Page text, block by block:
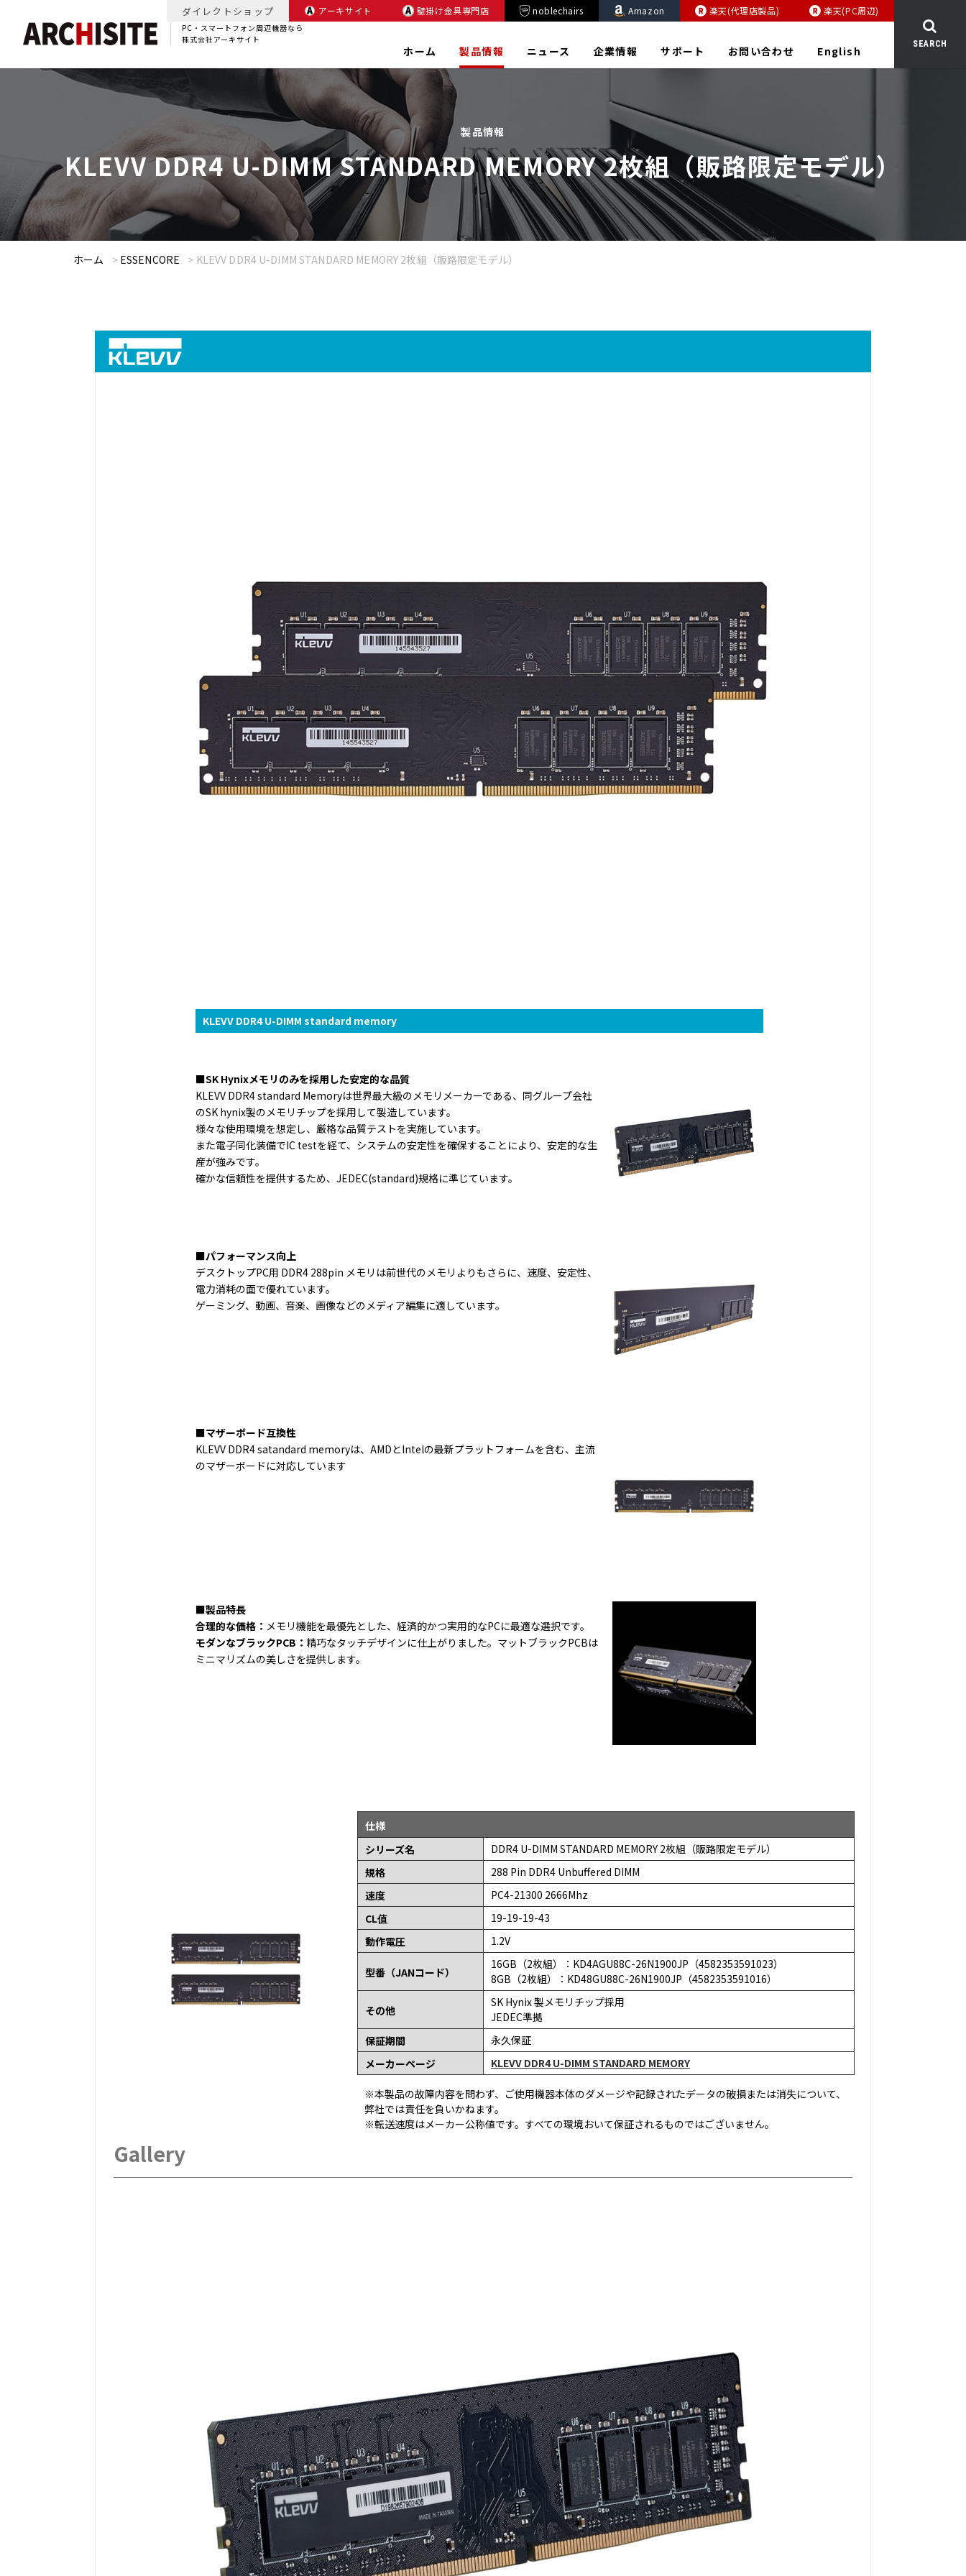
PC・スマートフォン周辺機器なら
株式会社アーキサイト
ダイレクトショップ アーキサイト 壁掛け金具専門店 noblechairs Amazon 楽天(代理店製品) 楽天(PC周辺)
ホーム 製品情報 ニュース 企業情報 サポート お問い合わせ English SEARCH
製品情報
KLEVV DDR4 U-DIMM STANDARD MEMORY 2枚組（販路限定モデル）
ホーム > ESSENCORE > KLEVV DDR4 U-DIMM STANDARD MEMORY 2枚組（販路限定モデル）
KLEVV DDR4 U-DIMM standard memory
■SK Hynixメモリのみを採用した安定的な品質
KLEVV DDR4 standard Memoryは世界最大級のメモリメーカーである、同グループ会社
のSK hynix製のメモリチップを採用して製造しています。
様々な使用環境を想定し、厳格な品質テストを実施しています。
また電子同化装備でIC testを経て、システムの安定性を確保することにより、安定的な生
産が強みです。
確かな信頼性を提供するため、JEDEC(standard)規格に準じています。
■パフォーマンス向上
デスクトップPC用 DDR4 288pin メモリは前世代のメモリよりもさらに、速度、安定性、
電力消耗の面で優れています。
ゲーミング、動画、音楽、画像などのメディア編集に適しています。
■マザーボード互換性
KLEVV DDR4 satandard memoryは、AMDとIntelの最新プラットフォームを含む、主流
のマザーボードに対応しています
■製品特長
合理的な価格： メモリ機能を最優先とした、経済的かつ実用的なPCに最適な選択です。
モダンなブラックPCB： 精巧なタッチデザインに仕上がりました。マットブラックPCBは
ミニマリズムの美しさを提供します。
仕様
シリーズ名
DDR4 U-DIMM STANDARD MEMORY 2枚組（販路限定モデル）
規格
288 Pin DDR4 Unbuffered DIMM
速度
PC4-21300 2666Mhz
CL值
19-19-19-43
動作電圧
1.2V
型番（JANコード）
16GB（2枚組）：KD4AGU88C-26N1900JP（4582353591023）
8GB（2枚組）：KD48GU88C-26N1900JP（4582353591016）
その他
SK Hynix 製メモリチップ採用
JEDEC準拠
保証期間
永久保証
メーカーページ
KLEVV DDR4 U-DIMM STANDARD MEMORY
※本製品の故障内容を問わず、ご使用機器本体のダメージや記録されたデータの破損または消失について、
弊社では責任を負いかねます。
※転送速度はメーカー公称値です。すべての環境おいて保証されるものではございません。
Gallery